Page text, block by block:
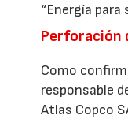
“Energía para
Perforación
Como
responsable
Atlas Copco